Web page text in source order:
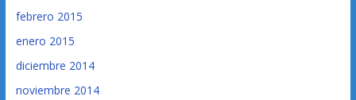
febrero 2015
enero 2015
diciembre 2014
noviembre 2014